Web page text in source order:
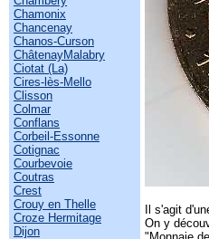
Chamonix
Chancenay
Chanos-Curson
ChâtenayMalabry
Ciotat (La)
Cires-lès-Mello
Clisson
Colmar
Conflans
Corbeil-Essonne
Cotignac
Courbevoie
Coutras
Crest
Crouy en Thelle
Croze Hermitage
Dijon
Il s'agit
On y